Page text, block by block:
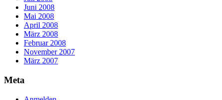
Juni 2008
Mai 2008
April 2008
März 2008
Februar 2008
November 2007
März 2007
Meta